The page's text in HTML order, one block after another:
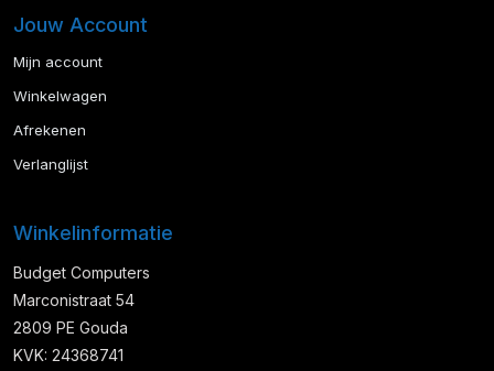
Jouw Account
Mijn account
Winkelwagen
Afrekenen
Verlanglijst
Winkelinformatie
Budget Computers
Marconistraat 54
2809 PE Gouda
KVK: 24368741